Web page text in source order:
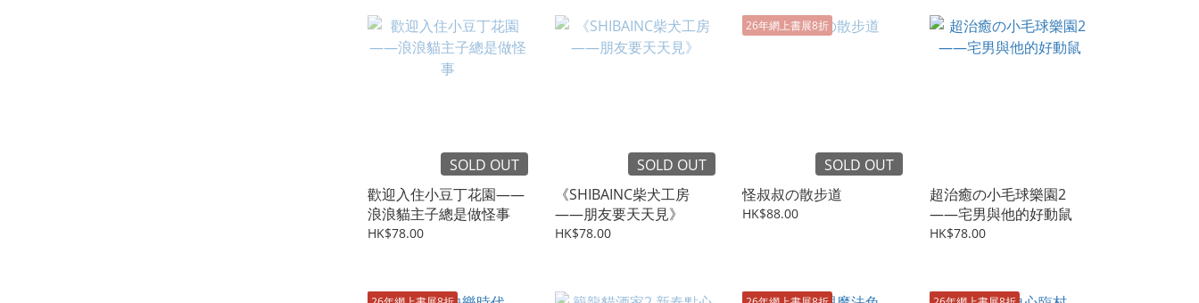
SOLD OUT
歡迎入住小豆丁花園——
浪浪貓主子總是做怪事
HK$78.00
SOLD OUT
《SHIBAINC柴犬工房
——朋友要天天見》
HK$78.00
26年網上書展8折
SOLD OUT
怪叔叔の散步道
HK$88.00
超治癒の小毛球樂園2
——宅男與他的好動鼠
HK$78.00